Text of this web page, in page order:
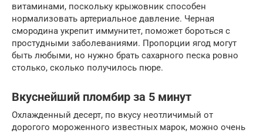
витаминами, поскольку крыжовник способен
нормализовать артериальное давление. Черная
смородина укрепит иммунитет, поможет бороться с
простудными заболеваниями. Пропорции ягод могут
быть любыми, но нужно брать сахарного песка ровно
столько, сколько получилось пюре.
Вкуснейший пломбир за 5 минут
Охлажденный десерт, по вкусу неотличимый от
дорогого мороженного известных марок, можно очень